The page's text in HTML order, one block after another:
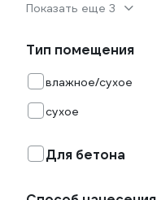
Показать еще 3
Тип помещения
влажное/сухое
сухое
Для бетона